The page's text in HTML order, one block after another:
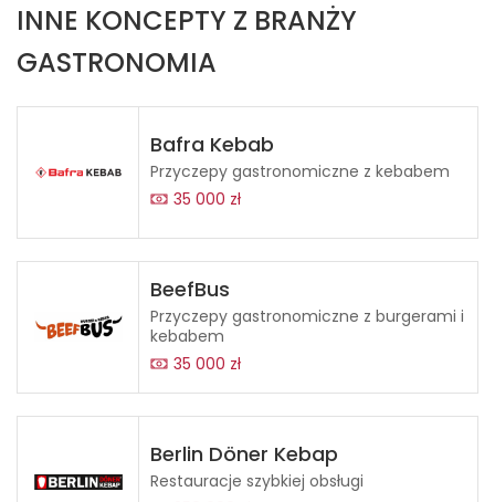
INNE KONCEPTY Z BRANŻY
GASTRONOMIA
Bafra Kebab
Przyczepy gastronomiczne z kebabem
35 000 zł
BeefBus
Przyczepy gastronomiczne z burgerami i
kebabem
35 000 zł
Berlin Döner Kebap
Restauracje szybkiej obsługi